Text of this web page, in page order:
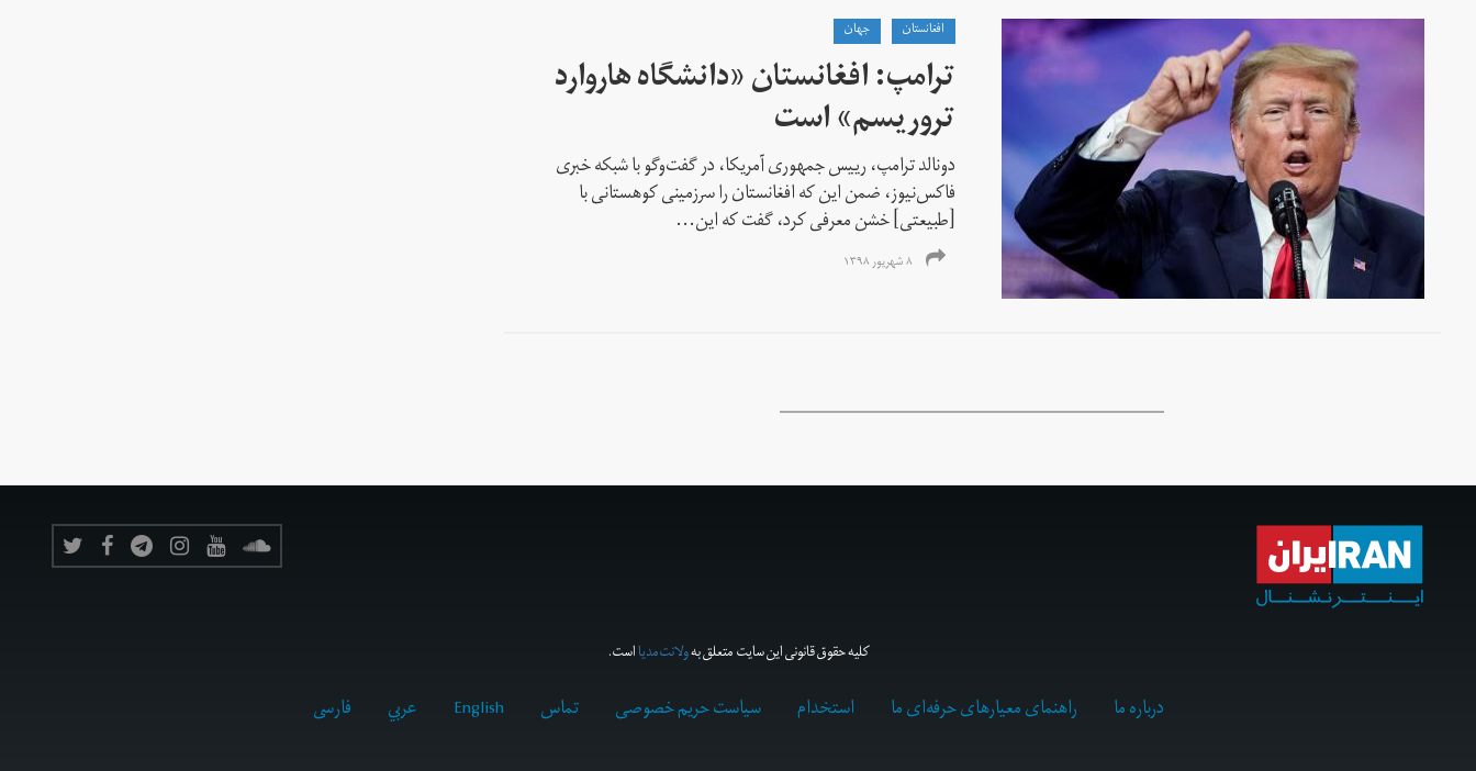
افغانستان جهان
ترامپ: افغانستان «دانشگاه هاروارد
تروریسم» است
دونالد ترامپ، رییس جمهوری آمریکا، در گفت‌وگو با شبکه خبری
فاکس‌نیوز، ضمن این که افغانستان را سرزمینی کوهستانی با
[طبیعتی] خشن معرفی کرد، گفت که این...
۸ شهریور ۱۳۹۸
کلیه حقوق قانونی این سایت متعلق بهولانت‌مدیااست.
درباره ما راهنمای معیارهای حرفه‌ای ما استخدام سیاست حریم خصوصی تماس English عربي فارسى